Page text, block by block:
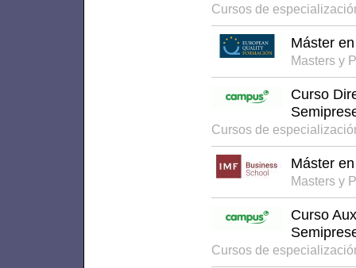
Cursos de
Máster
Masters y
Curso
Cursos de
Máster
Masters y
Curso
Cursos de